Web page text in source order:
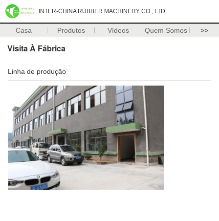
INTER-CHINA RUBBER MACHINERY CO., LTD.
Casa Produtos Vídeos Quem Somos >>
Visita À Fábrica
Linha de produção